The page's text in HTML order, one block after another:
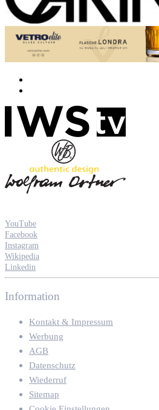
YouTube
Facebook
Instagram
Wikipedia
Linkedin
Information
Kontakt & Impressum
Werbung
AGB
Datenschutz
Wiederruf
Sitemap